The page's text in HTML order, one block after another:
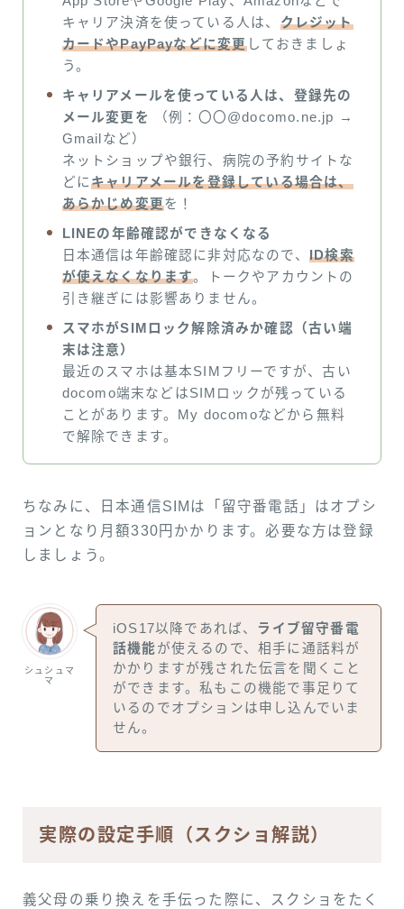
キャリア決済を使っている人は、 クレジット
カードやPayPayなどに変更しておきましょ
う。
キャリアメールを使っている人は、登録先の
メール変更を
（例：〇〇@docomo.ne.jp →
Gmailなど）
ネットショップや銀行、病院の予約サイトな
どにキャリアメールを登録している場合は、
あらかじめ変更を！
LINEの年齢確認ができなくなる
日本通信は年齢確認に非対応なので、 ID検索
が使えなくなります。トークやアカウントの
引き継ぎには影響ありません。
スマホがSIMロック解除済みか確認（古い端
末は注意）
最近のスマホは基本SIMフリーですが、古い
docomo端末などはSIMロックが残っている
ことがあります。My docomoなどから無料
で解除できます。
ちなみに、日本通信SIMは「留守番電話」はオプシ
ョンとなり月額330円かかります。必要な方は登録
しましょう。
シュシュマ
マ
iOS17以降であれば、 ライブ留守番電
話機能が使えるので、相手に通話料が
かかりますが残された伝言を聞くこと
ができます。私もこの機能で事足りて
いるのでオプションは申し込んでいま
せん。
実際の設定手順（スクショ解説）
義父母の乗り換えを手伝った際に、スクショをたく